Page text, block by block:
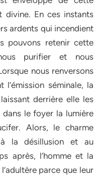
divine. En ces instants
ardents qui incendient
pouvons retenir cette
purifier et nous
nous renversons
l’émission séminale, la
derrière elle les
le foyer la lumière
Alors, le charme
la désillusion et au
après, l’homme et la
parce que leur